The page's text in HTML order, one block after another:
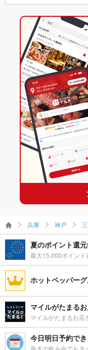
バリアフリ
あり ：通路
なし ：近隣に
英語メニュ
あり
その他設備
女性に嬉しい
を思う存分食
その他
飲み放題
なし ：生ビー
す！
なし ：一品
ー二次会
備考 SoftBank Wi-
三ノ宮駅 × ラーメン全般
兵庫 × ラーメン
兵庫 × ラーメン全般
神戸のグルメランキング
三宮のグルメランキング
兵庫 神戸
夏のポイント還
最大15,000ポイント
ホットペッパー
マイルがたまるお
マイルがたまるお店
今日明日予約で
急ぎの飲み会でもネ